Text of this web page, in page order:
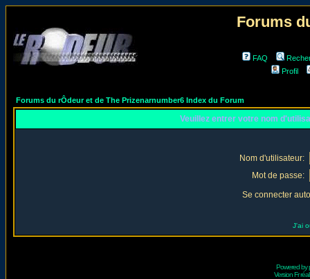
Forums
FAQ
Profil
Forums du rÔdeur et de The Prizenarnumber6 Index du Forum
Veuillez entrer votre nom
Nom d'utilisateur:
Mot de passe:
Se connecter
J'ai
Powered by
Version Fr